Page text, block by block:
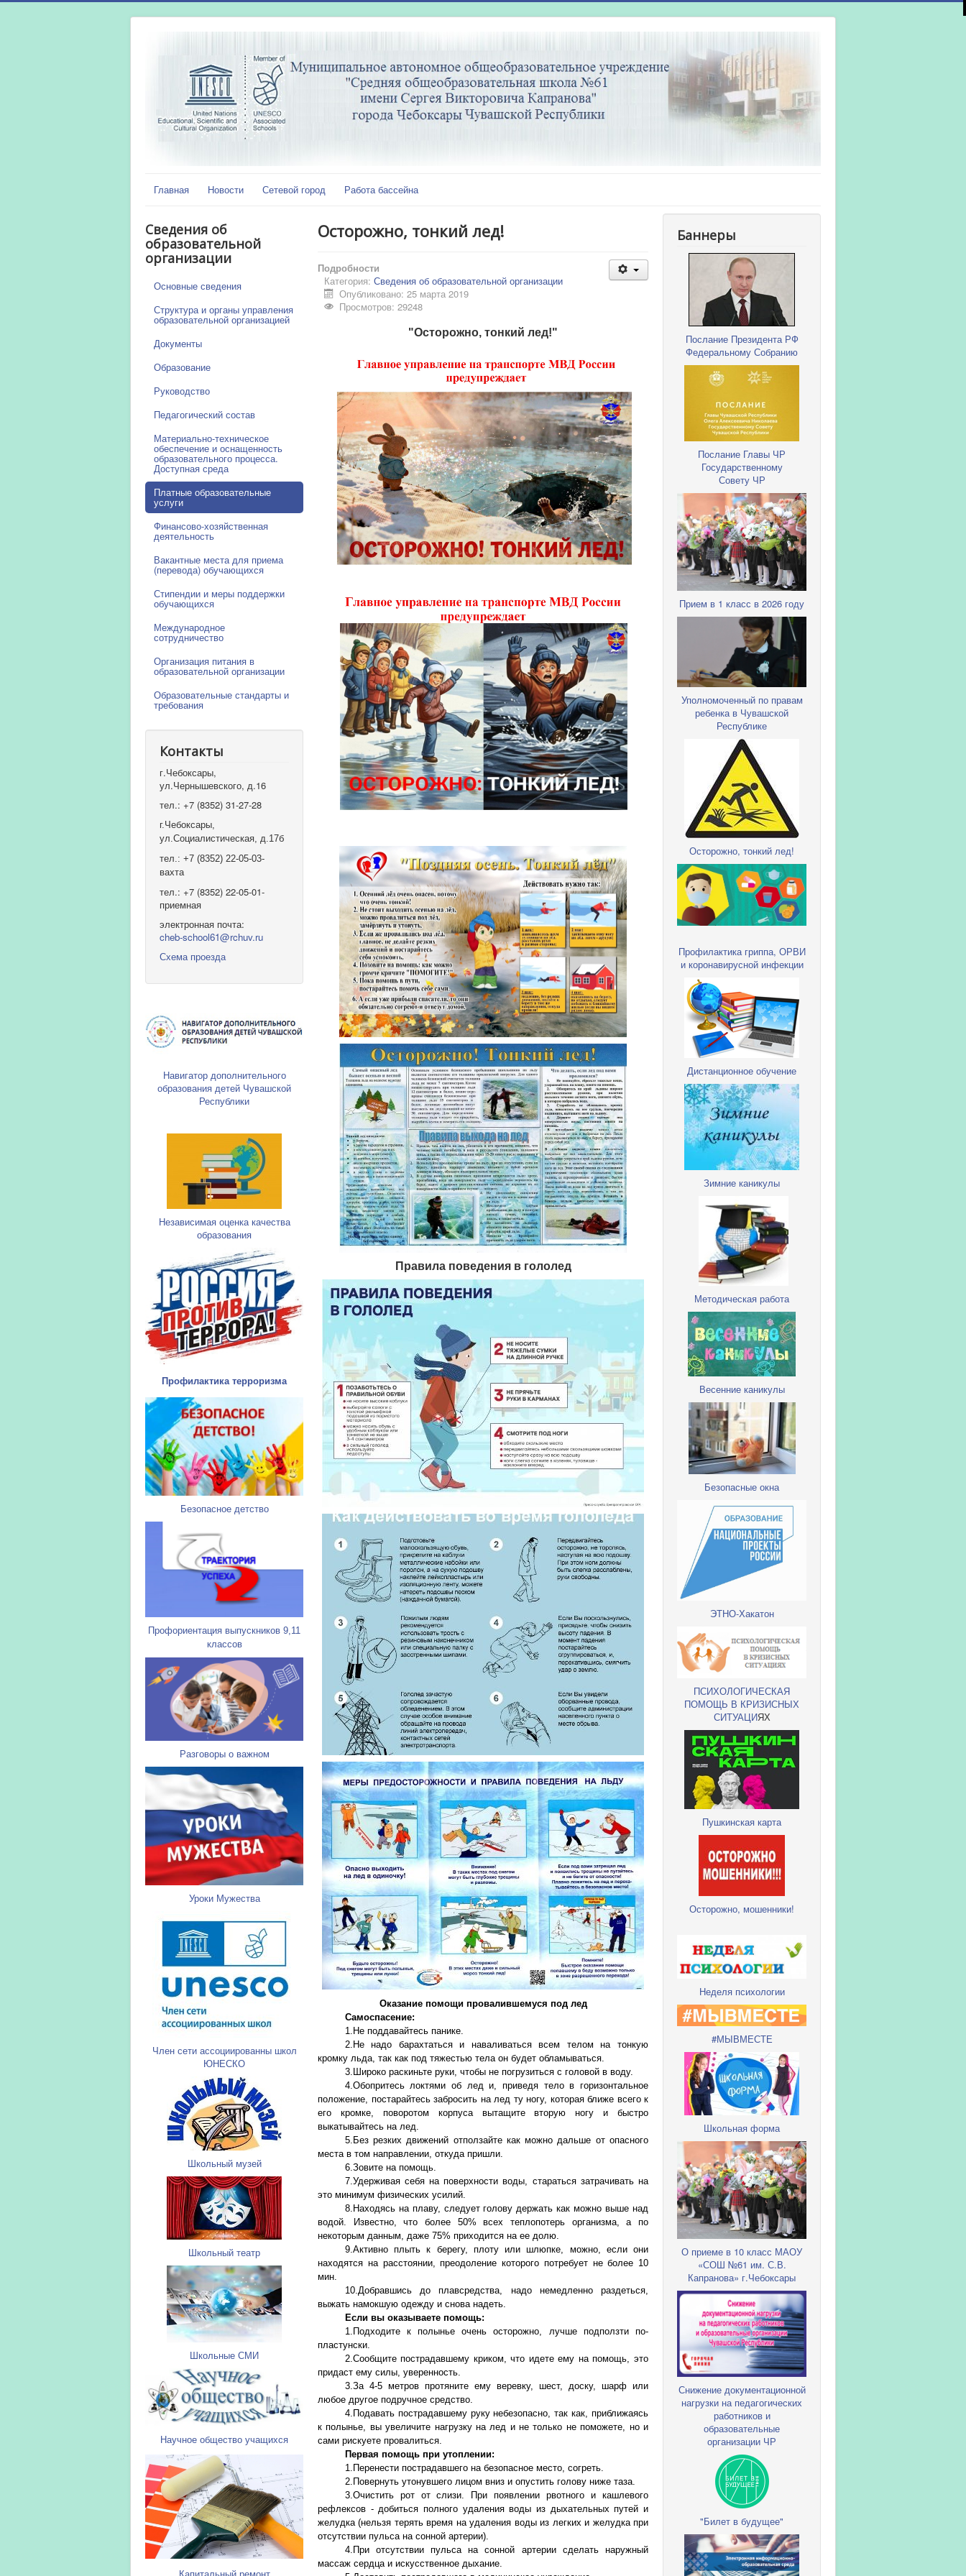
Главная Новости Сетевой город Работа бассейна
Сведения об
образовательной
организации
Основные сведения
Структура и органы управления
образовательной организацией
Документы
Образование
Руководство
Педагогический состав
Материально-техническое
обеспечение и оснащенность
образовательного процесса.
Доступная среда
Платные образовательные
услуги
Финансово-хозяйственная
деятельность
Вакантные места для приема
(перевода) обучающихся
Стипендии и меры поддержки
обучающихся
Международное
сотрудничество
Организация питания в
образовательной организации
Образовательные стандарты и
требования
Контакты
г.Чебоксары,
ул.Чернышевского, д.16
тел.: +7 (8352) 31-27-28
г.Чебоксары,
ул.Социалистическая, д.17б
тел.: +7 (8352) 22-05-03-
вахта
тел.: +7 (8352) 22-05-01-
приемная
электронная почта:
cheb-school61@rchuv.ru
Схема проезда
Навигатор дополнительного
образования детей Чувашской
Республики
Независимая оценка качества
образования
Профилактика терроризма
Безопасное детство
Профориентация выпускников 9,11
классов
Разговоры о важном
Уроки Мужества
Член сети ассоциированны школ
ЮНЕСКО
Школьный музей
Школьный театр
Школьные СМИ
Научное общество учащихся
Осторожно, тонкий лед!
Подробности
Категория: Сведения об образовательной организации
Опубликовано: 25 марта 2019
Просмотров: 29248
"Осторожно, тонкий лед!"
Правила поведения в гололед
Оказание помощи провалившемуся под лед
Самоспасение:
1.Не поддавайтесь панике.
2.Не надо барахтаться и наваливаться всем телом на тонкую
кромку льда, так как под тяжестью тела он будет обламываться.
3.Широко раскиньте руки, чтобы не погрузиться с головой в воду.
4.Обопритесь локтями об лед и, приведя тело в горизонтальное
положение, постарайтесь забросить на лед ту ногу, которая ближе всего к
его кромке, поворотом корпуса вытащите вторую ногу и быстро
выкатывайтесь на лед.
5.Без резких движений отползайте как можно дальше от опасного
места в том направлении, откуда пришли.
6.Зовите на помощь.
7.Удерживая себя на поверхности воды, стараться затрачивать на
это минимум физических усилий.
8.Находясь на плаву, следует голову держать как можно выше над
водой. Известно, что более 50% всех теплопотерь организма, а по
некоторым данным, даже 75% приходится на ее долю.
9.Активно плыть к берегу, плоту или шлюпке, можно, если они
находятся на расстоянии, преодоление которого потребует не более 10
мин.
10.Добравшись до плавсредства, надо немедленно раздеться,
выжать намокшую одежду и снова надеть.
Если вы оказываете помощь:
1.Подходите к полынье очень осторожно, лучше подползти по-
пластунски.
2.Сообщите пострадавшему криком, что идете ему на помощь, это
придаст ему силы, уверенность.
3.За 4-5 метров протяните ему веревку, шест, доску, шарф или
любое другое подручное средство.
4.Подавать пострадавшему руку небезопасно, так как, приближаясь
к полынье, вы увеличите нагрузку на лед и не только не поможете, но и
сами рискуете провалиться.
Первая помощь при утоплении:
1.Перенести пострадавшего на безопасное место, согреть.
2.Повернуть утонувшего лицом вниз и опустить голову ниже таза.
3.Очистить рот от слизи. При появлении рвотного и кашлевого
рефлексов - добиться полного удаления воды из дыхательных путей и
желудка (нельзя терять время на удаления воды из легких и желудка при
отсутствии пульса на сонной артерии).
4.При отсутствии пульса на сонной артерии сделать наружный
массаж сердца и искусственное дыхание.
Баннеры
Послание Президента РФ
Федеральному Собранию
Послание Главы ЧР
Государственному
Совету ЧР
Прием в 1 класс в 2026 году
Уполномоченный по правам
ребенка в Чувашской
Республике
Осторожно, тонкий лед!
Профилактика гриппа, ОРВИ
и коронавирусной инфекции
Дистанционное обучение
Зимние каникулы
Методическая работа
Весенние каникулы
Безопасные окна
ЭТНО-Хакатон
ПСИХОЛОГИЧЕСКАЯ
ПОМОЩЬ В КРИЗИСНЫХ
СИТУАЦИЯХ
Пушкинская карта
Осторожно, мошенники!
Неделя психологии
#МЫВМЕСТЕ
Школьная форма
О приеме в 10 класс МАОУ
«СОШ №61 им. С.В.
Капранова» г.Чебоксары
Снижение документационной
нагрузки на педагогических
работников и
образовательные
организации ЧР
"Билет в будущее"